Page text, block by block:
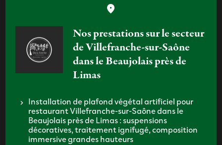
Nos prestations sur le secteur
de Villefranche-sur-Saône
dans le Beaujolais près de
Limas
Installation de plafond végétal artificiel pour
restaurant Villefranche-sur-Saône dans le
Beaujolais près de Limas : suspensions
décoratives, traitement ignifugé, composition
immersive grandes hauteurs